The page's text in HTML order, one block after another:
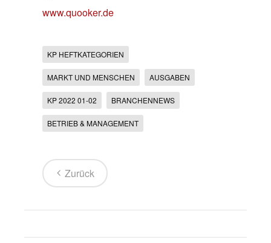
www.quooker.de
KP HEFTKATEGORIEN
MARKT UND MENSCHEN AUSGABEN
KP 2022 01-02 BRANCHENNEWS
BETRIEB & MANAGEMENT
Zurück